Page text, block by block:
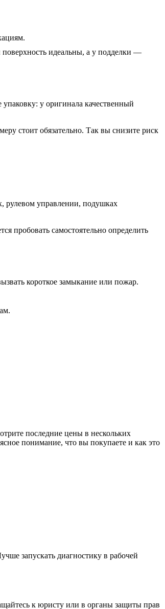
идеальны, а у подделки —
у оригинала качественный
стоит обязательно. Так вы снизите риск
рулевом управлении, подушках
пробовать самостоятельно определить
короткое замыкание или пожар.
последние цены в нескольких
понимание, что вы покупаете и как это
запускать диагностику в рабочей
к юристу или в органы защиты прав